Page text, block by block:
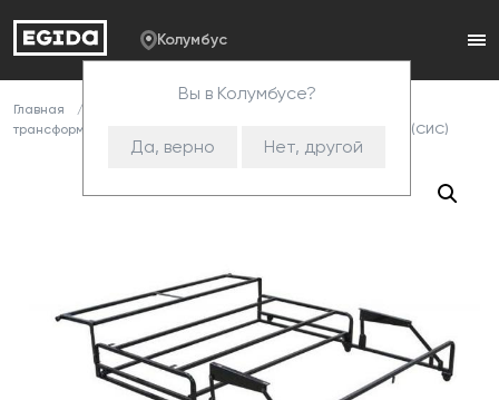
Колумбус
Вы в Колумбусе?
Да, верно Нет, другой
Главная
трансформации
152 Механизм+200 (СИС)